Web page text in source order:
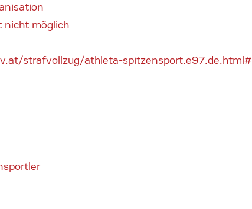
nicht möglich
strafvollzug/athleta-spitzensport.e97.de.html#